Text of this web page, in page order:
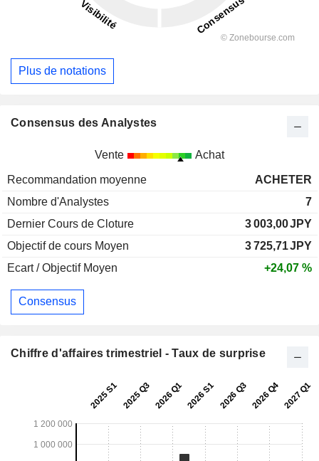
Plus de notations
Consensus des Analystes
Vente Achat
Recommandation moyenne
ACHETER
Nombre d'Analystes
7
Dernier Cours de Cloture
3 003,00JPY
Objectif de cours Moyen
3 725,71JPY
Ecart / Objectif Moyen
+24,07 %
Consensus
Chiffre d'affaires trimestriel - Taux de surprise